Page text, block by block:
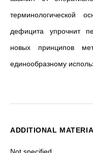
терминологической
дефицита упрочнит
новых принципов
единообразному
ADDITIONAL
Not specified